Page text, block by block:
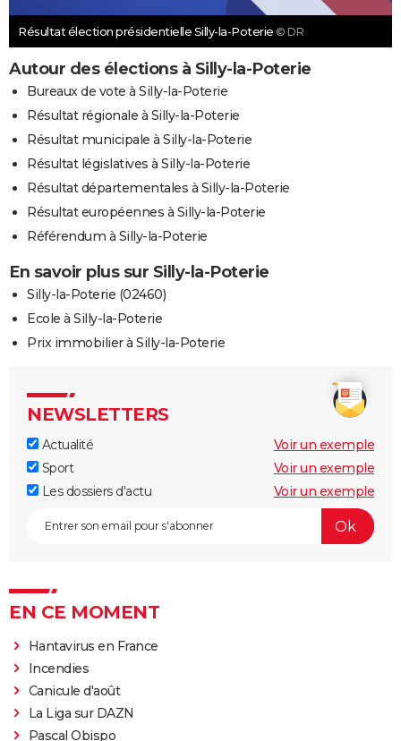
Résultat élection présidentielle Silly-la-Poterie © DR
Autour des élections à Silly-la-Poterie
Bureaux de vote à Silly-la-Poterie
Résultat régionale à Silly-la-Poterie
Résultat municipale à Silly-la-Poterie
Résultat législatives à Silly-la-Poterie
Résultat départementales à Silly-la-Poterie
Résultat européennes à Silly-la-Poterie
Référendum à Silly-la-Poterie
En savoir plus sur Silly-la-Poterie
Silly-la-Poterie (02460)
Ecole à Silly-la-Poterie
Prix immobilier à Silly-la-Poterie
NEWSLETTERS
Actualité
Voir un exemple
Sport
Voir un exemple
Les dossiers d'actu
Voir un exemple
EN CE MOMENT
Hantavirus en France
Incendies
Canicule d'août
La Liga sur DAZN
Pascal Obispo